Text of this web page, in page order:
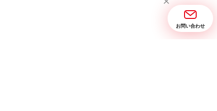
お問い合わせ